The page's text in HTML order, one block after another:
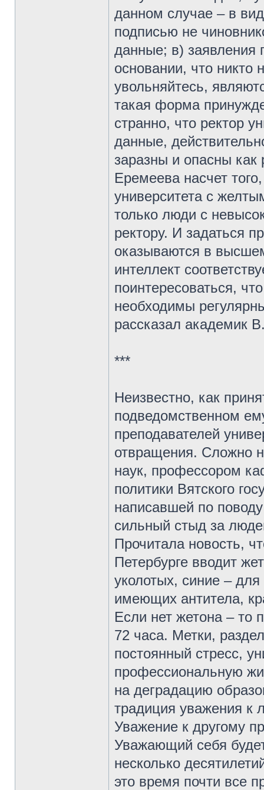
данном случае – в
подписью не
данные; в) заявления
основании, что никто
увольняйтесь,
такая форма
странно, что ректор
данные,
заразны и опасны как
Еремеева насчет
университета с
только люди с
ректору. И задаться
оказываются в
интеллект
поинтересоваться,
необходимы
рассказал академик
***
Неизвестно, как
подведомственном
преподавателей
отвращения. Сложно
наук, профессором
политики Вятского
написавшей по
сильный стыд за
Прочитала новость,
Петербурге вводит
уколотых, синие –
имеющих антитела,
Если нет жетона – то
72 часа. Метки,
постоянный стресс,
профессиональную
на деградацию
традиция уважения к
Уважение к другому
Уважающий себя
несколько
это время почти все